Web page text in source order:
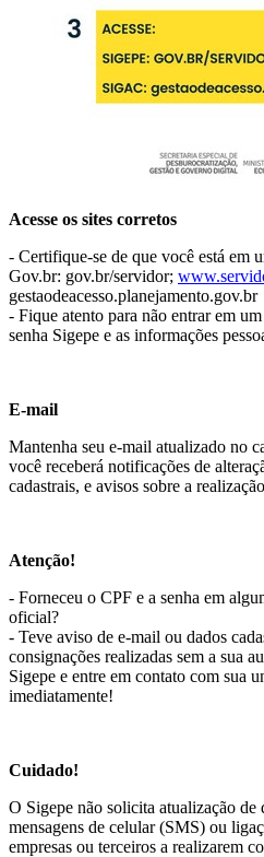
Acesse os sites corretos
- Certifique-se de que você está em
Gov.br: gov.br/servidor;
gestaodeacesso.planejamento.gov.br
- Fique atento para não entrar em
senha Sigepe e as informações
E-mail
Mantenha seu e-mail atualizado no
você receberá notificações de
cadastrais, e avisos sobre a
Atenção!
- Forneceu o CPF e a senha em
oficial?
- Teve aviso de e-mail ou dados
consignações realizadas sem a sua
Sigepe e entre em contato com sua
imediatamente!
Cuidado!
O Sigepe não solicita atualização de
mensagens de celular (SMS) ou
empresas ou terceiros a realizarem